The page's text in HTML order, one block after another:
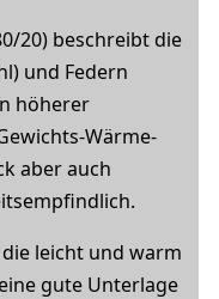
20) beschreibt die
und Federn
höherer
Wärme-
aber auch
leicht und warm
gute Unterlage